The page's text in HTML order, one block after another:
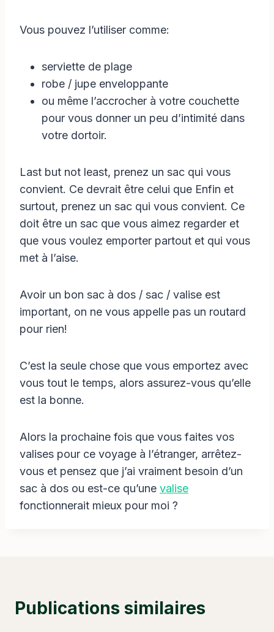
Vous pouvez l’utiliser comme:
serviette de plage
robe / jupe enveloppante
ou même l’accrocher à votre couchette
pour vous donner un peu d’intimité dans
votre dortoir.
Last but not least, prenez un sac qui vous
convient. Ce devrait être celui que Enfin et
surtout, prenez un sac qui vous convient. Ce
doit être un sac que vous aimez regarder et
que vous voulez emporter partout et qui vous
met à l’aise.
Avoir un bon sac à dos / sac / valise est
important, on ne vous appelle pas un routard
pour rien!
C’est la seule chose que vous emportez avec
vous tout le temps, alors assurez-vous qu’elle
est la bonne.
Alors la prochaine fois que vous faites vos
valises pour ce voyage à l’étranger, arrêtez-
vous et pensez que j’ai vraiment besoin d’un
sac à dos ou est-ce qu’une valise
fonctionnerait mieux pour moi ?
Publications similaires